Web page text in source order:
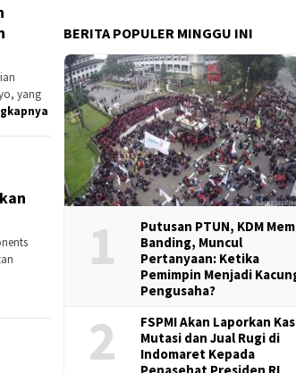
yang
BERITA POPULER MINGGU INI
1
Putusan PTUN, KDM
Banding, Muncul
Pertanyaan: Ketika
Pemimpin Menjadi
Pengusaha?
2
FSPMI Akan Laporkan
Mutasi dan Jual Rugi di
Indomaret Kepada
Penasehat Presiden RI